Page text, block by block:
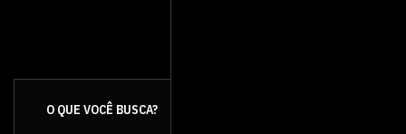
O QUE VOCÊ BUSCA?